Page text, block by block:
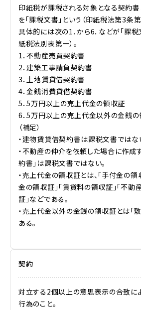
印紙税が課税される対象となる契約
を「課税文書」という（印紙税法第3条第
具体的には次の1．から6．などが「課税
紙税法別表第一）。
1．不動産売買契約書
2．建築工事請負契約書
3．土地賃貸借契約書
4．金銭消費貸借契約書
5．5万円以上の売上代金の領収証
6．5万円以上の売上代金以外の金銭
（補足）
・建物賃貸借契約書は課税文書ではな
・不動産の仲介を依頼した場合に作成
約書」は課税文書ではない。
・売上代金の領収証とは、「手付金の領
金の領収証」「賃貸料の領収証」「不
証」などである。
・売上代金以外の金銭の領収証とは「
ある。
契約
対立する2個以上の意思表示の合致に
行為のこと。